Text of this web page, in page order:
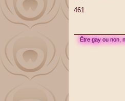
s
461
Être gay ou non,